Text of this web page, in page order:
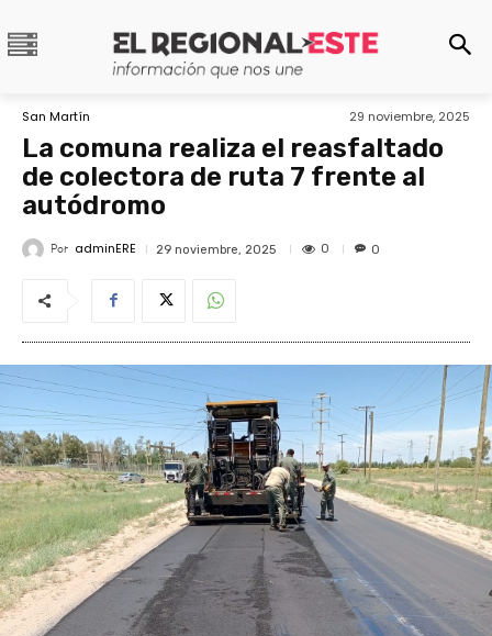
San Martín 29 noviembre, 2025
La comuna realiza el reasfaltado
de colectora de ruta 7 frente al
autódromo
Por adminERE 29 noviembre, 2025 0 0